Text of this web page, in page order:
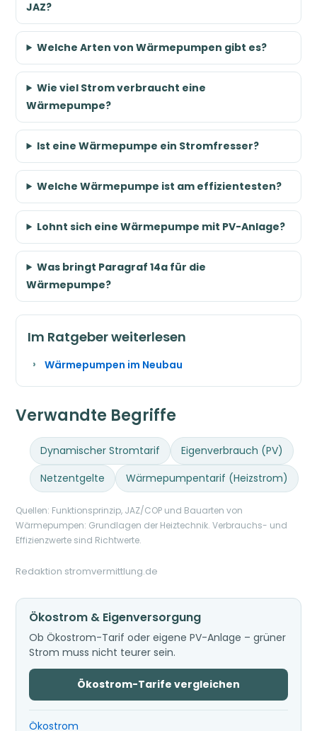
JAZ?
Welche Arten von Wärmepumpen gibt es?
Wie viel Strom verbraucht eine
Wärmepumpe?
Ist eine Wärmepumpe ein Stromfresser?
Welche Wärmepumpe ist am effizientesten?
Lohnt sich eine Wärmepumpe mit PV-Anlage?
Was bringt Paragraf 14a für die
Wärmepumpe?
Im Ratgeber weiterlesen
Wärmepumpen im Neubau
Verwandte Begriffe
Dynamischer Stromtarif
Eigenverbrauch (PV)
Netzentgelte
Wärmepumpentarif (Heizstrom)
Quellen: Funktionsprinzip, JAZ/COP und Bauarten von
Wärmepumpen: Grundlagen der Heiztechnik. Verbrauchs- und
Effizienzwerte sind Richtwerte.
Redaktion stromvermittlung.de
Ökostrom & Eigenversorgung
Ob Ökostrom-Tarif oder eigene PV-Anlage – grüner
Strom muss nicht teurer sein.
Ökostrom-Tarife vergleichen
Ökostrom